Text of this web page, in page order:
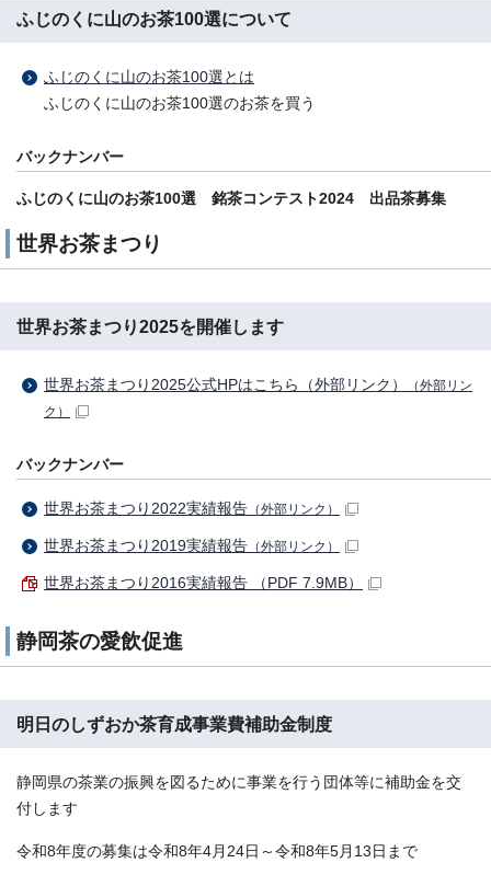
ふじのくに山のお茶100選について
ふじのくに山のお茶100選とは
ふじのくに山のお茶100選のお茶を買う
バックナンバー
ふじのくに山のお茶100選 銘茶コンテスト2024 出品茶募集
世界お茶まつり
世界お茶まつり2025を開催します
世界お茶まつり2025公式HPはこちら（外部リンク）
（外部リン
ク）
バックナンバー
世界お茶まつり2022実績報告 （外部リンク）
世界お茶まつり2019実績報告 （外部リンク）
世界お茶まつり2016実績報告 （PDF 7.9MB）
静岡茶の愛飲促進
明日のしずおか茶育成事業費補助金制度
静岡県の茶業の振興を図るために事業を行う団体等に補助金を交
付します
令和8年度の募集は令和8年4月24日～令和8年5月13日まで